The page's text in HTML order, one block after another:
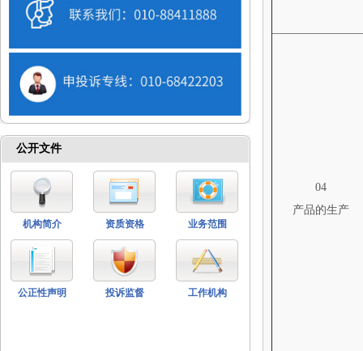
公开文件
机构简介 资质资格 业务范围
公正性声明 投诉监督 工作机构
04
产品的生产